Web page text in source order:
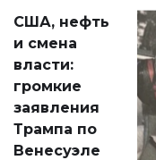
актуальных тем —
от слухов о
политических
реформах до
вопросов армии,
экономики и
личного здоровья.
США, нефть
и смена
власти:
громкие
заявления
Трампа по
Венесуэле